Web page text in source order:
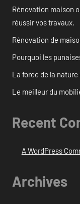
Rénovation maison
réussir vos travaux.
Rénovation de
Pourquoi les
La force de la
Le meilleur du
Recent
A WordPress
Archives